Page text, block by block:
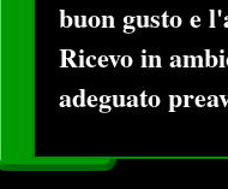
buon gusto e
Ricevo in
adeguato